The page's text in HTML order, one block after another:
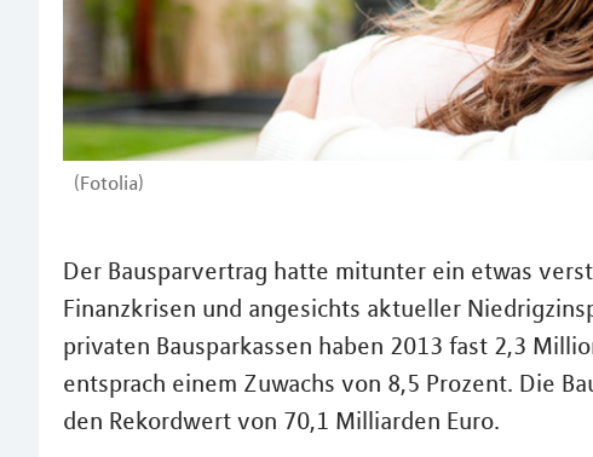
(Fotolia)
Der Bausparvertrag hatte mitunter ein etwas
Finanzkrisen und angesichts aktueller
privaten Bausparkassen haben 2013 fast 2,3
entsprach einem Zuwachs von 8,5 Prozent. Die
den Rekordwert von 70,1 Milliarden Euro.